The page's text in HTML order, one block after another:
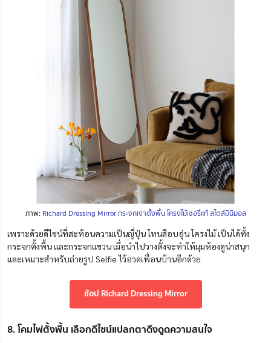
ภาพ: Richard Dressing Mirror กระจกเงาตั้งพื้น โครงไม้เชอรี่แท้ สไตล์มินิมอล
เพราะด้วยดีไซน์ที่สะท้อนความเป็นญี่ปุ่น โทนสีอบอุ่น โครงไม้ เป็นได้ทั้ง
กระจกตั้งพื้น และกระจกแขวนเมื่อนำไปวางตั้งจะทำให้มุมห้องดูน่าสนุก
และเหมาะสำหรับถ่ายรูป Selfie ไว้อวดเพื่อนบ้านอีกด้วย
ช้อป Richard Dressing Mirror
8. โคมไฟตั้งพื้น เลือกดีไซน์แปลกตาดึงดูดความสนใจ